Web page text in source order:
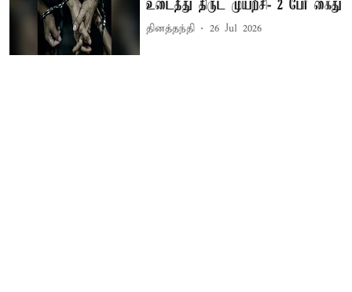
உடைத்து திருட முயற்சி- 2 பேர் கைது
தினத்தந்தி 26 Jul 2026